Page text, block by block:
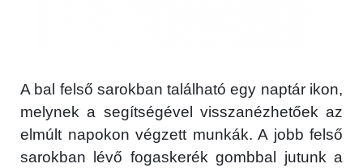
A bal felső sarokban található egy naptár ikon,
melynek a segítségével visszanézhetőek az
elmúlt napokon végzett munkák. A jobb felső
sarokban lévő fogaskerék gombbal jutunk a